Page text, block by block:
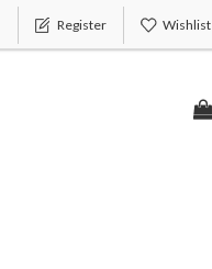
Register Wishlist